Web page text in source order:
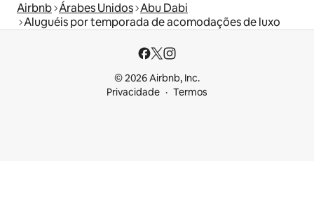
Airbnb Árabes Unidos Abu Dabi
Aluguéis por temporada de acomodações de luxo
© 2026 Airbnb, Inc.
Privacidade
Termos